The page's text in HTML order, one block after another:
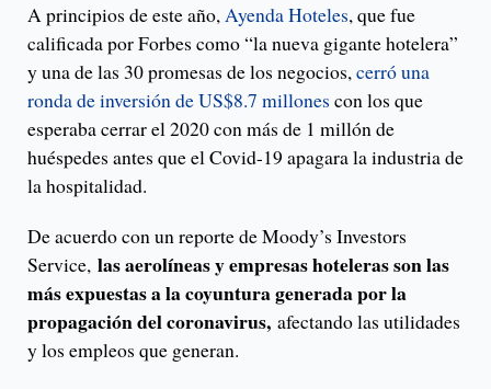
A principios de este año,Ayenda Hoteles, que fue
calificada por Forbes como “la nueva gigante hotelera”
y una de las 30 promesas de los negocios,cerró una
ronda de inversión de US$8.7 millones con los que
esperaba cerrar el 2020 con más de 1 millón de
huéspedes antes que el Covid-19 apagara la industria de
la hospitalidad.
De acuerdo con un reporte de Moody’s Investors
Service, las aerolíneas y empresas hoteleras son las
más expuestas a la coyuntura generada por la
propagación del coronavirus, afectando las utilidades
y los empleos que generan.